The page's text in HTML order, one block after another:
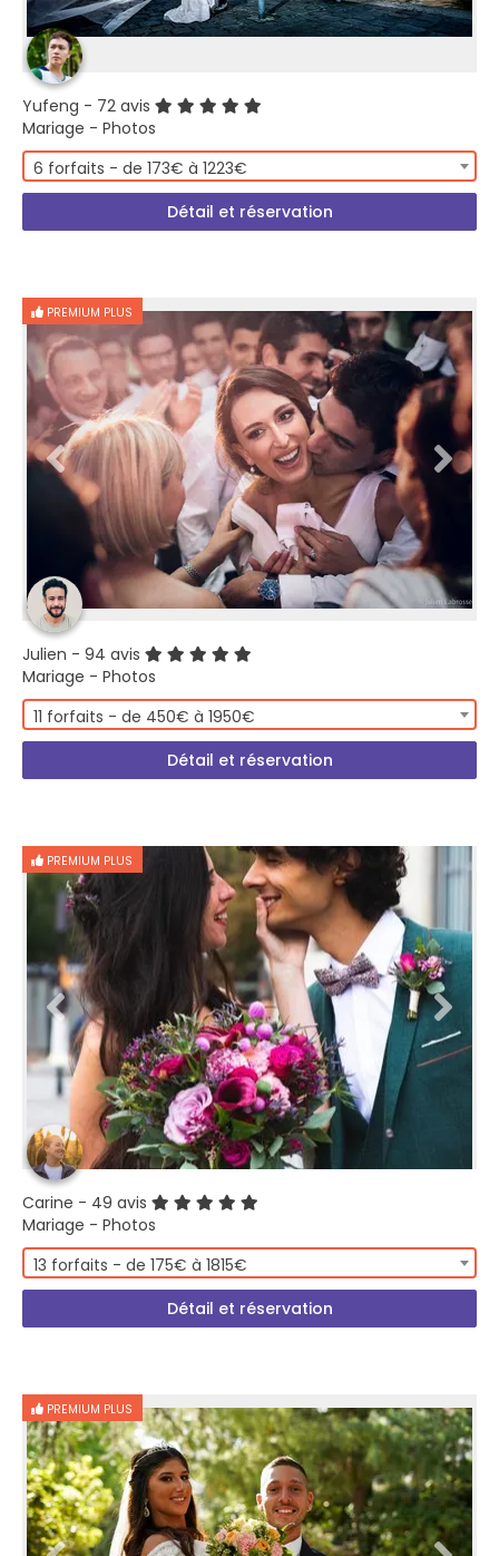
Yufeng - 72 avis
Mariage - Photos
6 forfaits - de 173€ à 1223€
Détail et réservation
PREMIUM PLUS
Julien - 94 avis
Mariage - Photos
11 forfaits - de 450€ à 1950€
Détail et réservation
PREMIUM PLUS
Carine - 49 avis
Mariage - Photos
13 forfaits - de 175€ à 1815€
Détail et réservation
PREMIUM PLUS